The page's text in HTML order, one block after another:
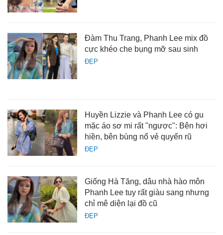
ĐẸP
Đàm Thu Trang, Phanh Lee mix đồ
cực khéo che bụng mỡ sau sinh
ĐẸP
Huyền Lizzie và Phanh Lee có gu
mặc áo sơ mi rất "ngược": Bên hơi
hiền, bên bùng nổ vẻ quyến rũ
ĐẸP
Giống Hà Tăng, dâu nhà hào môn
Phanh Lee tuy rất giàu sang nhưng
chỉ mê diện lại đồ cũ